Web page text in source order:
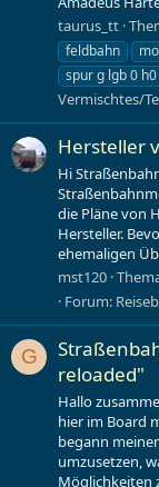
taurus_tt
feldbahn
spur g lgb 0
Vermischtes/
Hersteller
Hi
die Pläne von
Hersteller.
ehemaligen
mst120
Forum:
G
reloaded"
Hallo
hier im Board
begann
umzusetzen,
Möglichkeiten